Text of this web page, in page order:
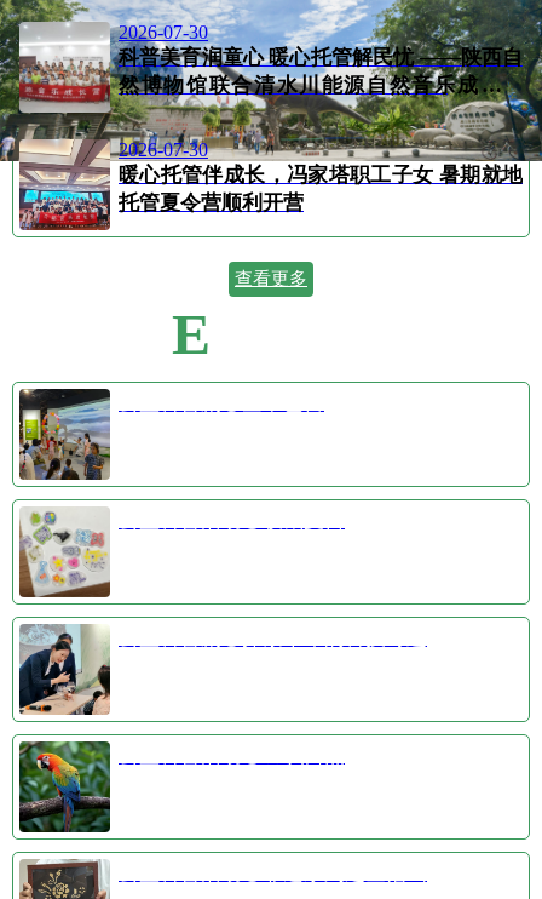
2026-07-30
科普美育润童心 暖心托管解民忧 ——陕西自
然博物馆联合清水川能源自然音乐成长营
顺...
2026-07-30
暖心托管伴成长，冯家塔职工子女 暑期就地
托管夏令营顺利开营
查看更多
E